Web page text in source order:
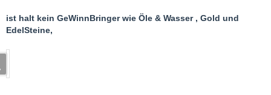
ist halt kein GeWinnBringer wie Öle & Wasser , Gold und
EdelSteine,